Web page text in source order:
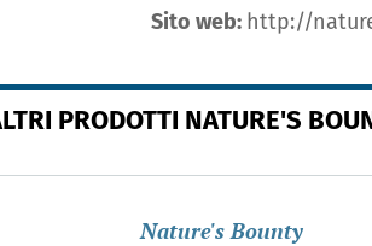
Sito web: http://
PRODOTTI NATURE'S
Nature's Bounty